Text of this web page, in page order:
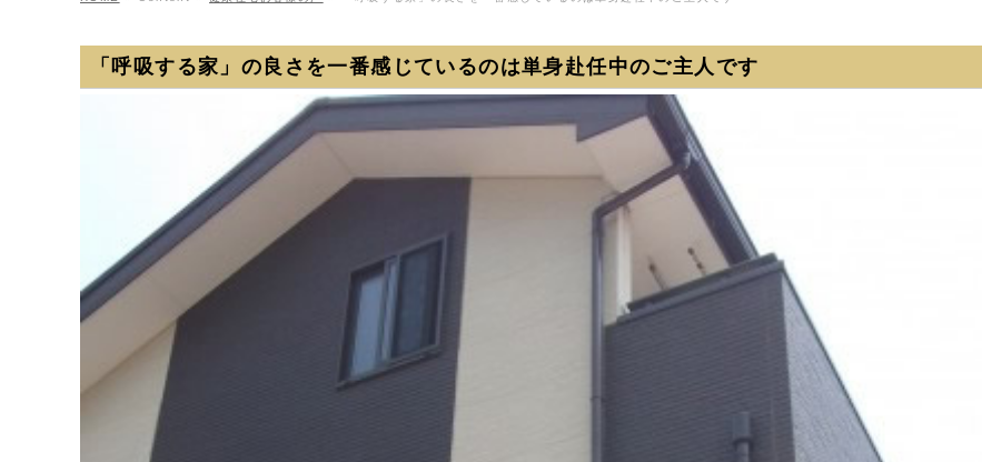
「呼吸する家」の良さを一番感じているのは単身赴任中のご主人です